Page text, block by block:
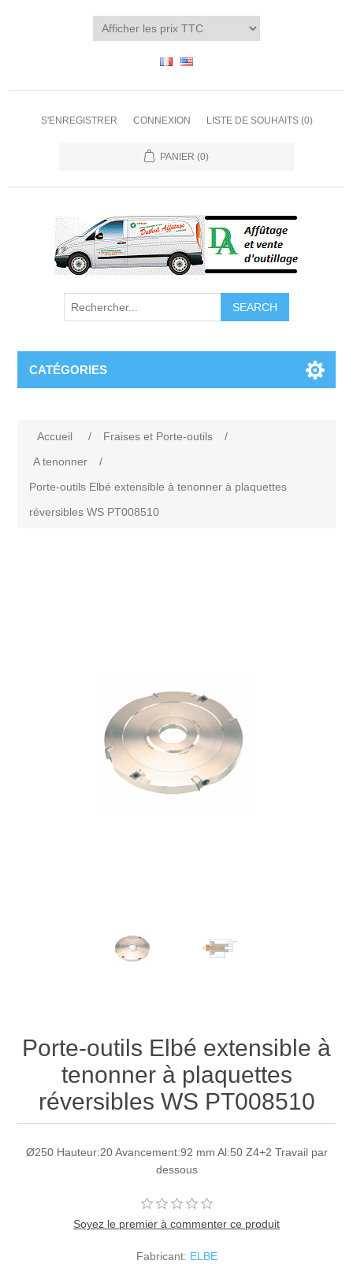
S'ENREGISTRER CONNEXION LISTE DE SOUHAITS (0)
PANIER (0)
CATÉGORIES
Accueil / Fraises et Porte-outils
/
A tenonner
/
Porte-outils Elbé extensible à tenonner à plaquettes
réversibles WS PT008510
Porte-outils Elbé extensible à
tenonner à plaquettes
réversibles WS PT008510
Ø250 Hauteur:20 Avancement:92 mm Al:50 Z4+2 Travail par
dessous
Soyez le premier à commenter ce produit
Fabricant: ELBE